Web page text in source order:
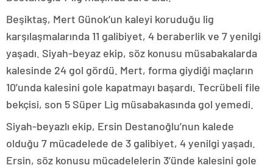
Beşiktaş, Mert Günok’un kaleyi koruduğu lig
karşılaşmalarında 11 galibiyet, 4 beraberlik ve 7 yenilgi
yaşadı. Siyah-beyaz ekip, söz konusu müsabakalarda
kalesinde 24 gol gördü. Mert, forma giydiği maçların
10’unda kalesini gole kapatmayı başardı. Tecrübeli file
bekçisi, son 5 Süper Lig müsabakasında gol yemedi.
Siyah-beyazlı ekip, Ersin Destanoğlu’nun kalede
olduğu 7 mücadelede de 3 galibiyet, 4 yenilgi yaşadı.
Ersin, söz konusu mücadelelerin 3’ünde kalesini gole